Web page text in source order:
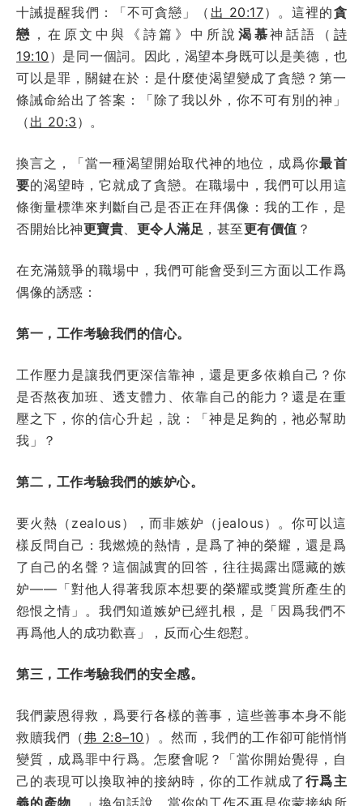
十誡提醒我們：「不可貪戀」（ 出 20:17）。這裡的貪
戀 ，在原文中與《詩篇》中所說渴慕神話語（ 詩
19:10 ）是同一個詞。因此，渴望本身既可以是美德，也
可以是罪，關鍵在於：是什麼使渴望變成了貪戀？第一
條誡命給出了答案：「除了我以外，你不可有別的神」
（ 出 20:3 ）。
換言之，「當一種渴望開始取代神的地位，成爲你最首
要的渴望時，它就成了貪戀。在職場中，我們可以用這
條衡量標準來判斷自己是否正在拜偶像：我的工作，是
否開始比神更寶貴 更令人滿足 ，甚至更有價值 ？
在充滿競爭的職場中，我們可能會受到三方面以工作爲
偶像的誘惑：
第一，工作考驗我們的信心。
工作壓力是讓我們更深信靠神，還是更多依賴自己？你
是否熬夜加班、透支體力、依靠自己的能力？還是在重
壓之下，你的信心升起，說：「神是足夠的，祂必幫助
我」？
第二，工作考驗我們的嫉妒心。
要火熱（zealous），而非嫉妒（jealous）。你可以這
樣反問自己：我燃燒的熱情，是爲了神的榮耀，還是爲
了自己的名聲？這個誠實的回答，往往揭露出隱藏的嫉
妒——「對他人得著我原本想要的榮耀或獎賞所產生的
怨恨之情」。我們知道嫉妒已經扎根，是「因爲我們不
再爲他人的成功歡喜」，反而心生怨懟。
第三，工作考驗我們的安全感。
我們蒙恩得救，爲要行各樣的善事，這些善事本身不能
救贖我們（弗 2:8–10 ）。然而，我們的工作卻可能悄悄
變質，成爲罪中行爲。怎麼會呢？「當你開始覺得，自
己的表現可以換取神的接納時，你的工作就成了行爲主
義的產物。」換句話說，當你的工作不再是你蒙接納所